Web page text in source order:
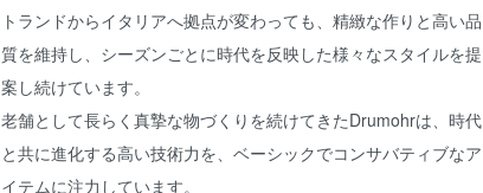
トランドからイタリアへ拠点が変わっても、精緻な作りと高い品
質を維持し、シーズンごとに時代を反映した様々なスタイルを提
案し続けています。
老舗として長らく真摯な物づくりを続けてきたDrumohrは、時代
と共に進化する高い技術力を、ベーシックでコンサバティブなア
イテムに注力しています。